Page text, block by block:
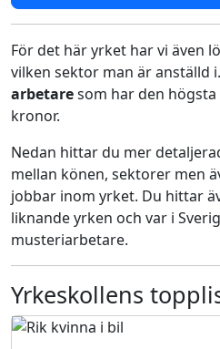
För det här yrket har vi även
vilken sektor man är anställd
arbetaresom har den
kronor.
Nedan hittar du mer
mellan könen, sektorer men
jobbar inom yrket. Du hittar
liknande yrken och var i
musteriarbetare.
Yrkeskollens